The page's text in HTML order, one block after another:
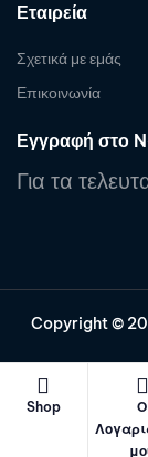
Shop
Ο
Εταιρεία
Σχετικά με εμάς
Επικοινωνία
Εγγραφή στο
Για τα
Copyright ©